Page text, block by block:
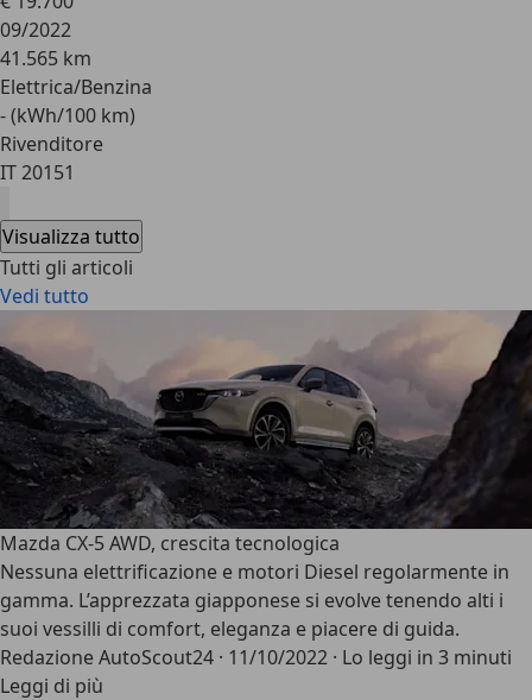
09/2022
41.565 km
Elettrica/Benzina
- (kWh/100 km)
Rivenditore
IT 20151
Visualizza tutto
Tutti gli articoli
Vedi tutto
Mazda CX-5 AWD, crescita tecnologica
Nessuna elettrificazione e motori Diesel regolarmente in
gamma. L’apprezzata giapponese si evolve tenendo alti i
suoi vessilli di comfort, eleganza e piacere di guida.
Redazione AutoScout24 · 11/10/2022 · Lo leggi in 3 minuti
Leggi di più